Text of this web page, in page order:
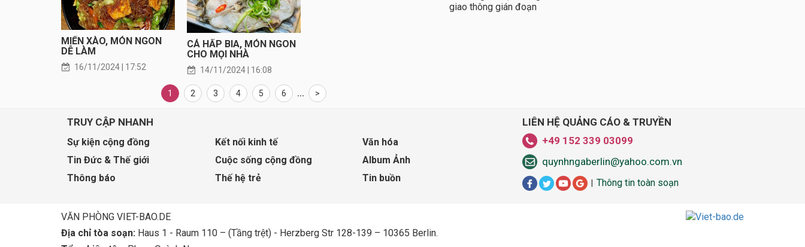
MIẾN XÀO, MÓN NGON
DỄ LÀM
16/11/2024 | 17:52
CÁ HẤP BIA, MÓN NGON
CHO MỌI NHÀ
14/11/2024 | 16:08
1 2 3 4 5 6 ... >
giao thông gián đoạn
TRUY CẬP NHANH
Sự kiện cộng đồng Kết nối kinh tế
Văn hóa
Tin Đức & Thế giới
Cuộc sống cộng đồng
Album Ảnh
Thông báo
Thế hệ trẻ Tin buồn
LIÊN HỆ QUẢNG CÁO & TRUYỀN
+49 152 339 03099
quynhngaberlin@yahoo.com.vn
Thông tin toàn soạn
VĂN PHÒNG VIET-BAO.DE
Địa chỉ tòa soạn: Haus 1 - Raum 110 – (Tầng trệt) - Herzberg Str 128-139 – 10365 Berlin.